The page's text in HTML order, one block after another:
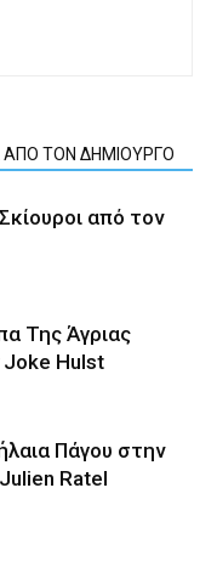
ΑΠΟ ΤΟΝ ΔΗΜΙΟΥΡΓΟ
Σκίουροι από τον
Της Άγριας
Hulst
Πάγου στην
Ratel